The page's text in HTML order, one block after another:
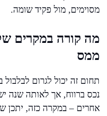
מסוימים, מול פקיד שומה.
מה קורה במקרים
ממס
תחום זה יכול לגרום
נכס ברווח, אך לאותה שנה
אחרים – במקרה כזה, יתכן